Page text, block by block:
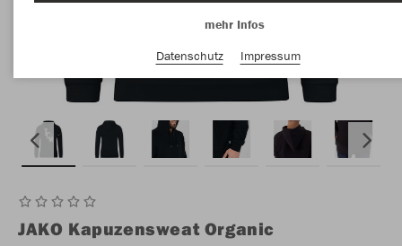
JAKO Kapuzensweat Organic
mehr Infos
Datenschutz
Impressum